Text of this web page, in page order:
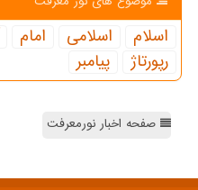
اسلام اسلامی امام
رپورتاژ
پیامبر
صفحه اخبار نورمعرفت